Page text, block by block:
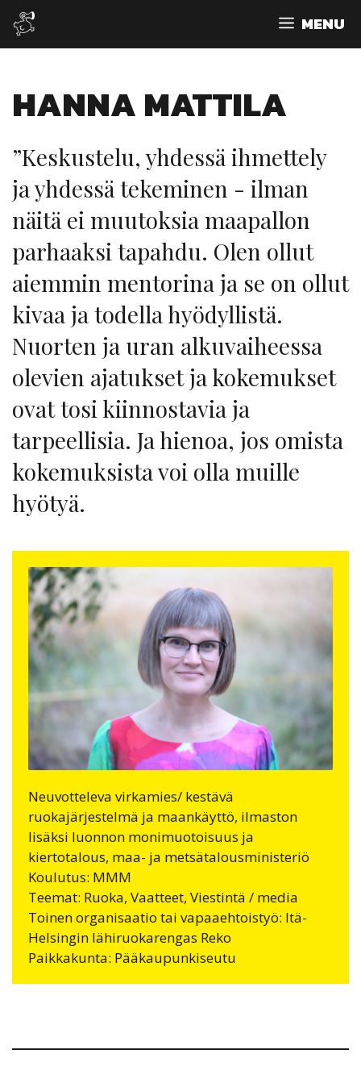
Siirry
sisältöön
MENU
HANNA MATTILA
”Keskustelu, yhdessä ihmettely
ja yhdessä tekeminen - ilman
näitä ei muutoksia maapallon
parhaaksi tapahdu. Olen ollut
aiemmin mentorina ja se on ollut
kivaa ja todella hyödyllistä.
Nuorten ja uran alkuvaiheessa
olevien ajatukset ja kokemukset
ovat tosi kiinnostavia ja
tarpeellisia. Ja hienoa, jos omista
kokemuksista voi olla muille
hyötyä.
Neuvotteleva virkamies/ kestävä
ruokajärjestelmä ja maankäyttö, ilmaston
lisäksi luonnon monimuotoisuus ja
kiertotalous, maa- ja metsätalousministeriö
Koulutus: MMM
Teemat: Ruoka, Vaatteet, Viestintä / media
Toinen organisaatio tai vapaaehtoistyö: Itä-
Helsingin lähiruokarengas Reko
Paikkakunta: Pääkaupunkiseutu